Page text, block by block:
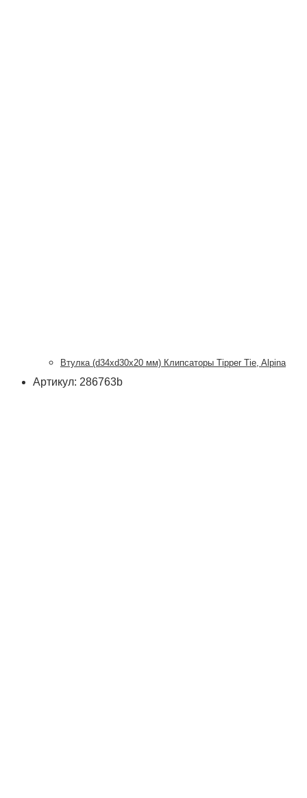
Втулка (d34xd30x20 мм) Клипсаторы Tipper Tie, Alpina
Артикул: 286763b